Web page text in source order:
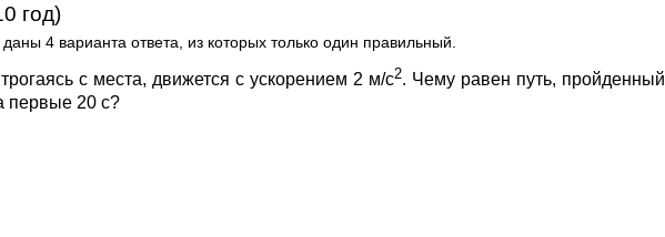
год)
4 варианта ответа, из которых только один правильный.
с места, движется с ускорением 2 м/с2. Чему равен путь, пройденный
первые 20 с?